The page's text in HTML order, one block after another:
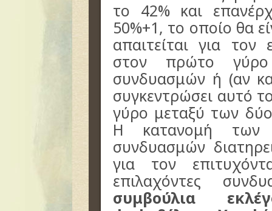
το 42% και
50%+1, το οποίο θα
απαιτείται για τον
στον πρώτο
συνδυασμών ή (αν
συγκεντρώσει αυτό
γύρο μεταξύ των
Η κατανομή των
συνδυασμών
για τον
επιλαχόντες
συμβούλια